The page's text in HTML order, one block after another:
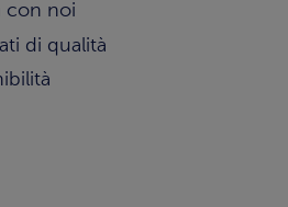
con noi
di qualità